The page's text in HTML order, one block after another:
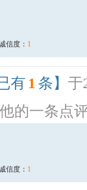
信度： 1
有 1 条】 于
的一条点
信度： 1